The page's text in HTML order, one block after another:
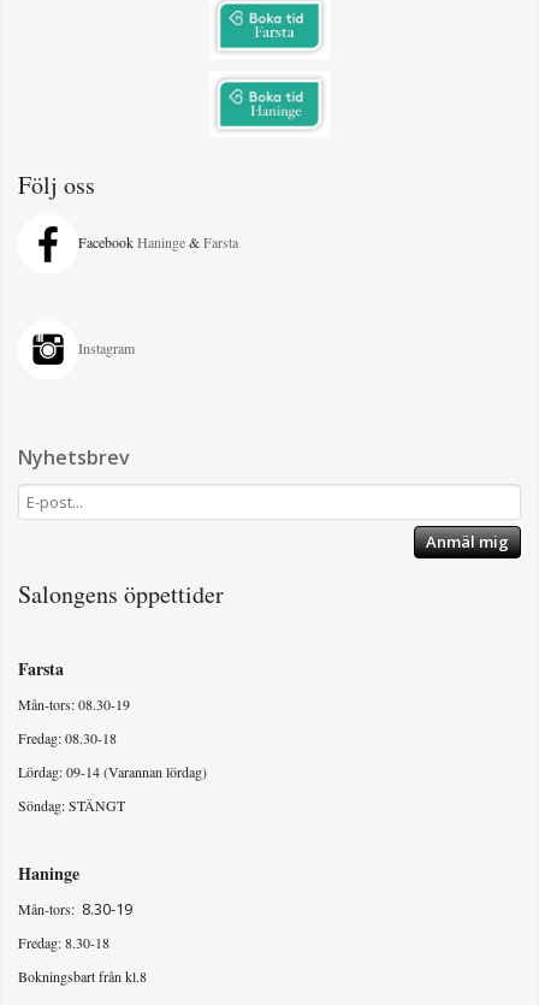
Följ oss
FacebookHaninge&Farsta
Instagram
Nyhetsbrev
Anmäl mig
Salongens öppettider
Farsta
Mån-tors: 08.30-19
Fredag: 08.30-18
Lördag: 09-14 (Varannan lördag)
Söndag: STÄNGT
Haninge
Mån-tors: 8.30-19
Fredag: 8.30-18
Bokningsbart från kl.8